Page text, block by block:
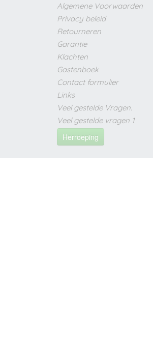
Algemene Voorwaarden
Privacy beleid
Retourneren
Garantie
Klachten
Gastenboek
Contact formulier
Links
Veel gestelde Vragen.
Veel gestelde vragen 1
Herroeping